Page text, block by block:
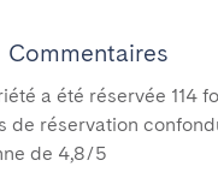
Commentaires
a été réservée 114
de réservation
de 4,8/5